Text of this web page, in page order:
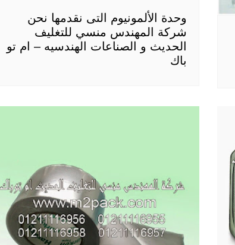
وحدة الألمونيوم التى نقدمها نحن
شركة المهندس منسي للتغليف
الحديث و الصناعات الهندسيه – ام تو
باك